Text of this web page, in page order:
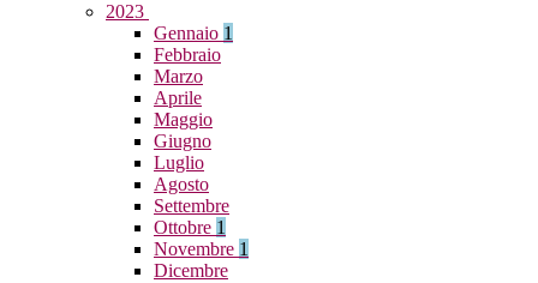
2023
Gennaio 1
Febbraio
Marzo
Aprile
Maggio
Giugno
Luglio
Agosto
Settembre
Ottobre 1
Novembre 1
Dicembre